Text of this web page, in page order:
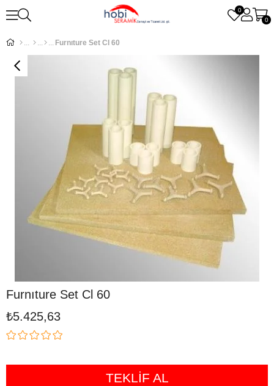
0
0
Furnıture Set Cl 60
Furnıture Set Cl 60
₺5.425,63
TEKLİF AL